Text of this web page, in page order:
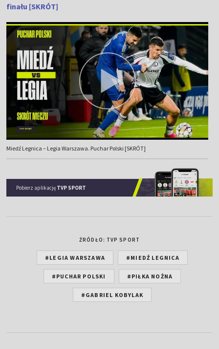
finału [SKRÓT]
Miedź Legnica – Legia Warszawa. Puchar Polski [SKRÓT]
Pobierz aplikację TVP SPORT
ŹRÓDŁO: TVP SPORT
#LEGIA WARSZAWA #MIEDŹ LEGNICA
#PUCHAR POLSKI #PIŁKA NOŻNA
#GABRIEL KOBYLAK